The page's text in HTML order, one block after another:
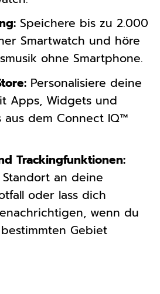
Speichere bis zu 2.000
Smartwatch und höre
ohne Smartphone.
Personalisiere deine
Apps, Widgets und
aus dem Connect IQ™
Trackingfunktionen:
an deine
oder lass dich
wenn du
Gebiet